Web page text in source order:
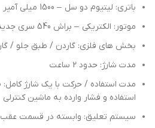
باتری: لیتیوم دو سل – 1500 میلی آمپر
موتور: الکتریکی – براش 540 سری جدید با گشتاور بیشتر
بخش های فلزی: گاردن / طبق جلو /
مدت شارژ: حدود 2 ساعت
استفاده و فشار وارده به ماشین کنترلی
سیستم تعلیق: وابسته در قسمت